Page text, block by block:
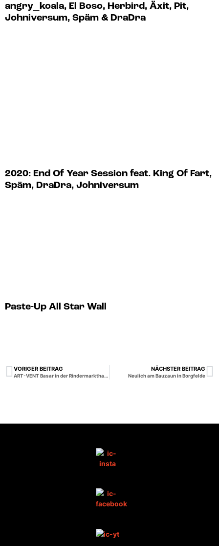
angry_koala, El Boso, Herbird, Äxit, Pit,
Johniversum, Späm & DraDra
2020: End Of Year Session feat. King Of Fart,
Späm, DraDra, Johniversum
Paste-Up All Star Wall
VORIGER BEITRAG
ART-VENT Basar in der Rindermarkthalle
NÄCHSTER BEITRAG
Neulich am Bauzaun in Borgfelde